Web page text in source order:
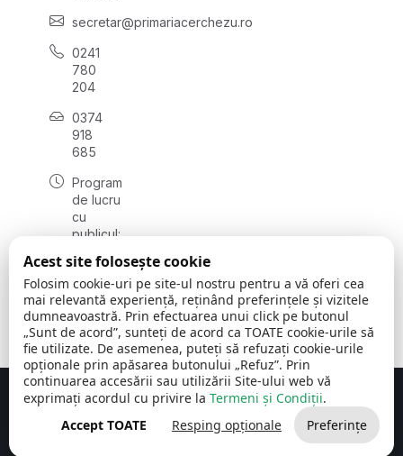
secretar@primariacerchezu.ro
0241
780
204
0374
918
685
Program
de lucru
cu
publicul:
08:00 -
16:30
, vineri:
08:00 -
14:00
Comuna Cerchezu © 2026Toate drepturile rezervate
Concept realizat de Big Media Relații Publice SRL
Acest site folosește cookie
Folosim cookie-uri pe site-ul nostru pentru a vă oferi cea
mai relevantă experiență, reținând preferințele și vizitele
dumneavoastră. Prin efectuarea unui click pe butonul
„Sunt de acord”, sunteți de acord ca TOATE cookie-urile să
fie utilizate. De asemenea, puteți să refuzați cookie-urile
opționale prin apăsarea butonului „Refuz”. Prin
continuarea accesării sau utilizării Site-ului web vă
exprimați acordul cu privire la Termeni și Condiții.
Accept TOATE
Resping opționale Preferințe